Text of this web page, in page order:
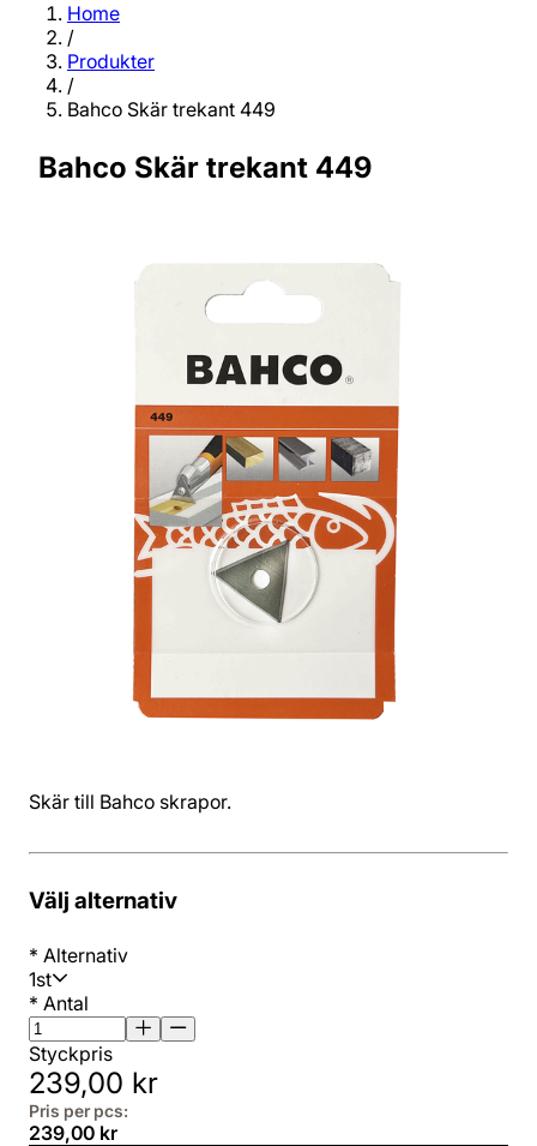
Home
/
Produkter
/
Bahco Skär trekant 449
Bahco Skär trekant 449
Skär till Bahco skrapor.
Välj alternativ
* Alternativ
1st
* Antal
Styckpris
239,00 kr
Pris per pcs:
239,00 kr